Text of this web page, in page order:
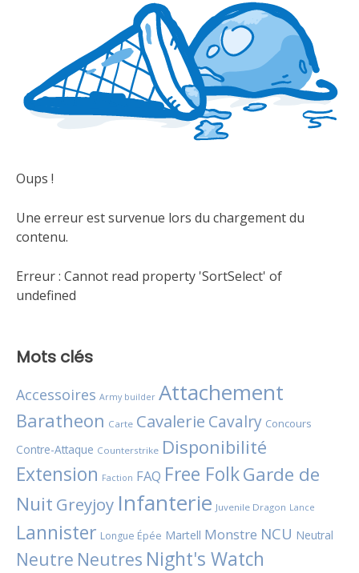
Oups !
Une erreur est survenue lors du chargement du
contenu.
Erreur : Cannot read property 'SortSelect' of
undefined
Mots clés
Accessoires Army builder Attachement
Baratheon Carte Cavalerie Cavalry Concours
Contre-Attaque Counterstrike Disponibilité
Extension Faction FAQ Free FolkGarde de
Nuit Greyjoy Infanterie Juvenile Dragon Lance
Lannister Longue Épée Martell Monstre NCU Neutral
Neutre Neutres Night's Watch